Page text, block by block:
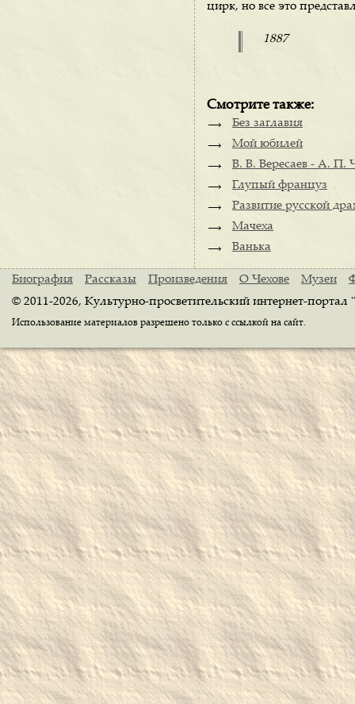
цирк, но все это
1887
Смотрите также:
Без заглавия
Мой юбилей
В. В. Вересаев - А. П.
Глупый француз
Развитие русской
Мачеха
Ванька
Биография Рассказы Произведения О Чехове Музеи
© 2011-2026, Культурно-просветительский интернет-
Использование материалов разрешено только с ссылкой на сайт.